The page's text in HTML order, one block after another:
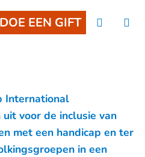
EEN GIFT
International
voor de inclusie van
met een handicap en ter
in een